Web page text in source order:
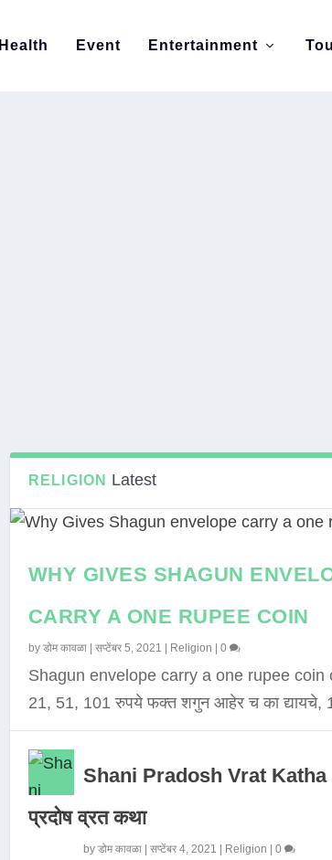
Health Event Entertainment
RELIGION Latest
WHY GIVES SHAGUN
CARRY A ONE RUPEE COIN
by डोम कावळा| सप्टेंबर 5, 2021 Religion 0
Shagun envelope carry a one rupee coin
21, 51, 101 रुपये फक्त शगुन आहेर च का द्यायचे,
Shani Pradosh Vrat Katha
प्रदोष व्रत कथा
by डोम कावळा| सप्टेंबर 4, 2021 Religion 0